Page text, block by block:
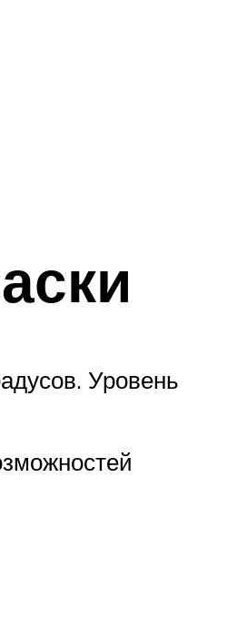
Уровень